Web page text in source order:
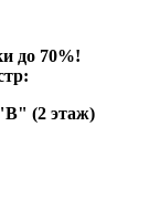
до 70%!
(2 этаж)